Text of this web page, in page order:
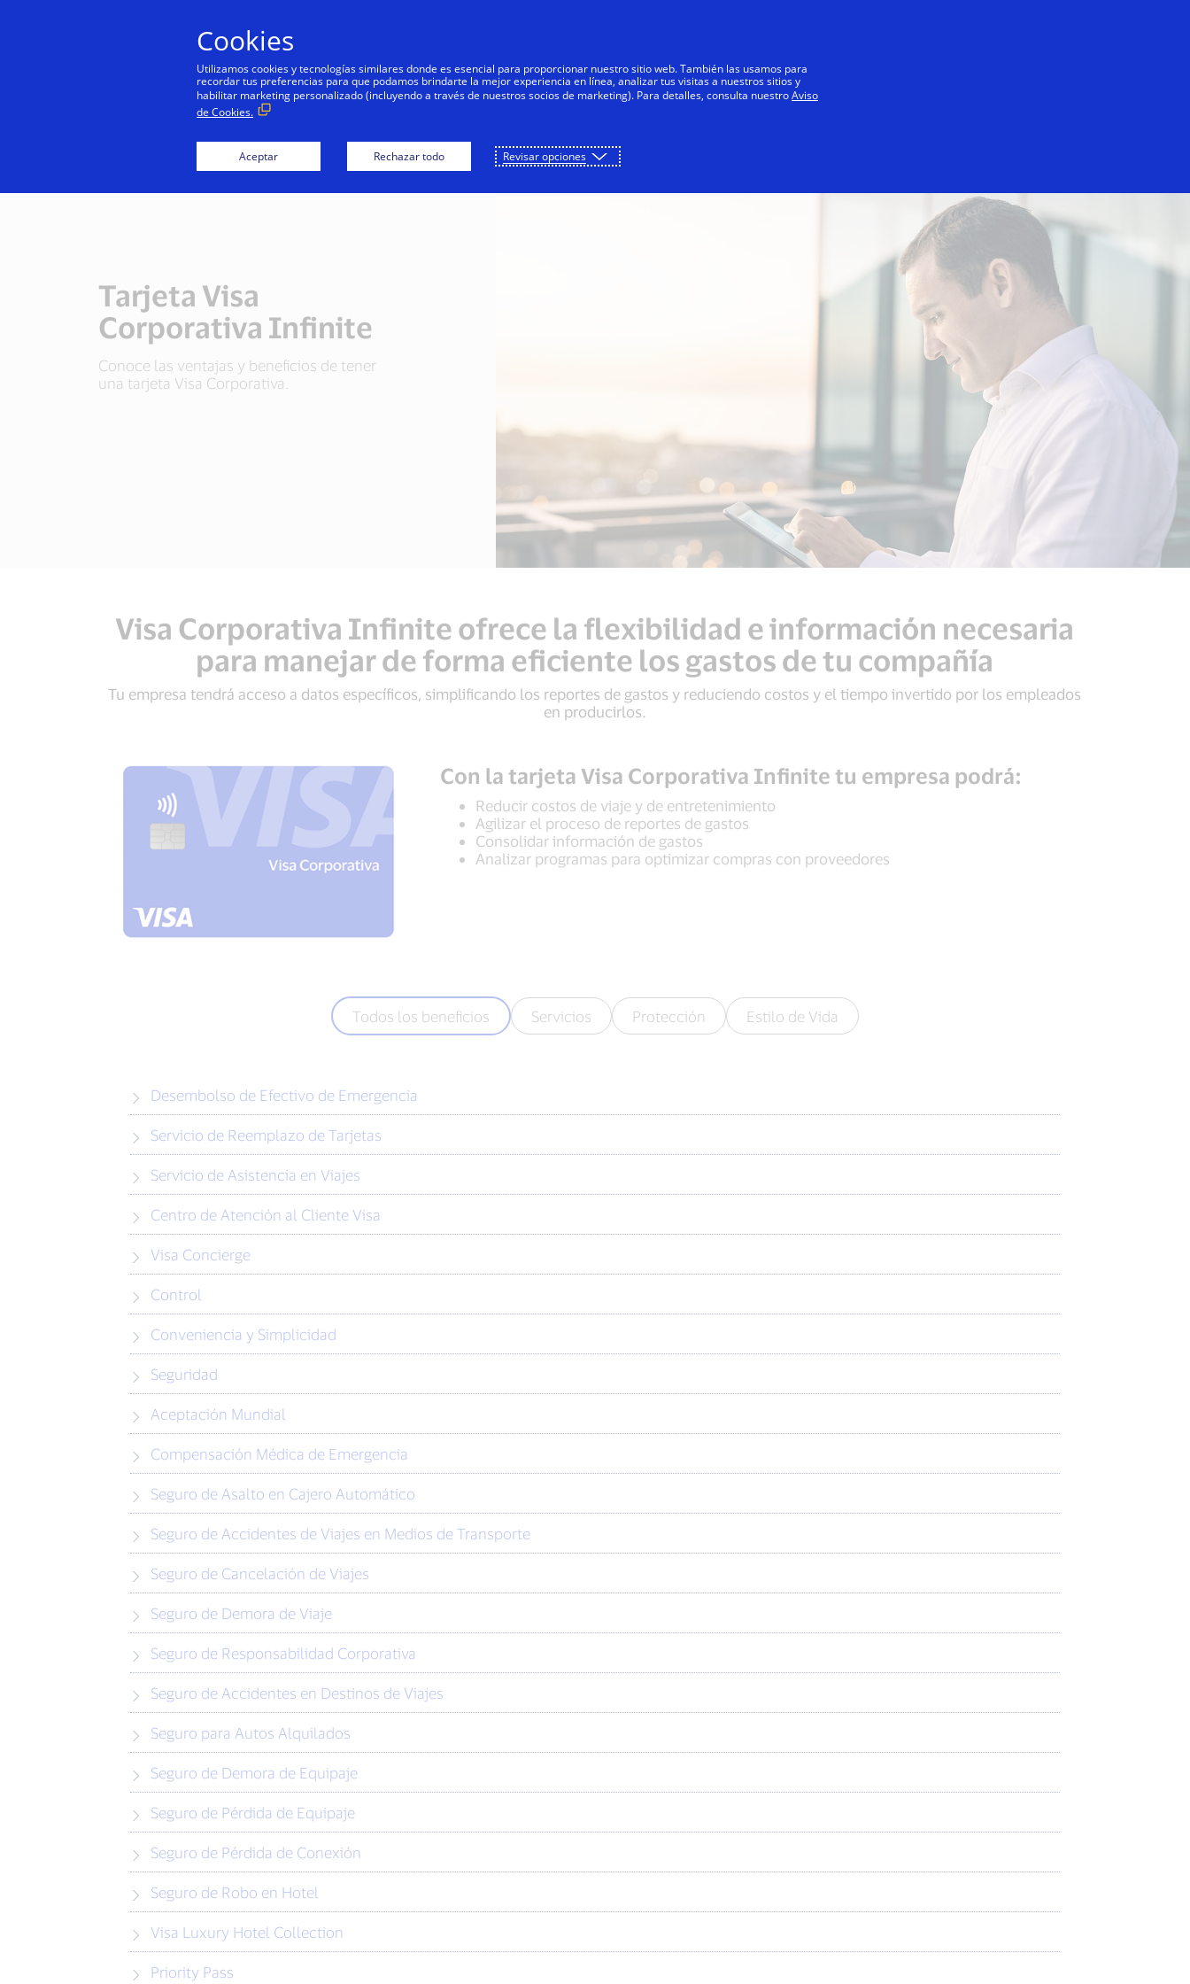
Personas Negocios Innovadores Todos
Tarjeta Visa
Corporativa Infinite
Conoce las ventajas y beneficios de tener
una tarjeta Visa Corporativa.
Visa Corporativa Infinite ofrece la flexibilidad e información necesaria
para manejar de forma eficiente los gastos de tu compañía
Tu empresa tendrá acceso a datos específicos, simplificando los reportes de gastos y reduciendo costos y el tiempo invertido por los empleados
en producirlos.
Con la tarjeta Visa Corporativa Infinite tu empresa podrá:
Reducir costos de viaje y de entretenimiento
Agilizar el proceso de reportes de gastos
Consolidar información de gastos
Analizar programas para optimizar compras con proveedores
Todos los beneficios Servicios Protección Estilo de Vida
Desembolso de Efectivo de Emergencia
Servicio de Reemplazo de Tarjetas
Servicio de Asistencia en Viajes
Centro de Atención al Cliente Visa
Visa Concierge
Control
Conveniencia y Simplicidad
Seguridad
Aceptación Mundial
Compensación Médica de Emergencia
Seguro de Asalto en Cajero Automático
Seguro de Accidentes de Viajes en Medios de Transporte
Seguro de Cancelación de Viajes
Seguro de Demora de Viaje
Seguro de Responsabilidad Corporativa
Seguro de Accidentes en Destinos de Viajes
Seguro para Autos Alquilados
Seguro de Demora de Equipaje
Seguro de Pérdida de Equipaje
Seguro de Pérdida de Conexión
Seguro de Robo en Hotel
Visa Luxury Hotel Collection
Priority Pass
Cookies
Utilizamos cookies y tecnologías similares donde es esencial para proporcionar nuestro sitio web. También las usamos para
recordar tus preferencias para que podamos brindarte la mejor experiencia en línea, analizar tus visitas a nuestros sitios y
habilitar marketing personalizado (incluyendo a través de nuestros socios de marketing). Para detalles, consulta nuestroAviso
de Cookies.
Aceptar Rechazar todo Revisar opciones